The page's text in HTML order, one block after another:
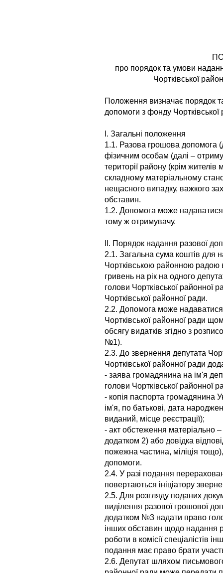
про порядок та умови
Чортківської
Положення визначає порядок
допомоги з фонду
І. Загальні положення
1.1. Разова грошова допомога
фізичним особам (далі –
території району (крім
складному матеріальному
нещасного випадку, важкого
обставин.
1.2. Допомога може надаватися
тому ж отримувачу.
ІІ. Порядок надання разової
2.1. Загальна сума коштів для
Чортківською районною радою
гривень на рік на одного
голови Чортківської районної
Чортківської районної ради.
2.2. Допомога може надаватися
Чортківської районної ради
обсягу видатків згідно з
№1).
2.3. До звернення депутата
Чортківської районної ради
- заява громадянина на ім'я
голови Чортківської районної
- копія паспорта громадянина
ім'я, по батькові, дата
виданий, місце реєстрації);
- акт обстеження матеріально –
додатком 2) або довідка
пожежна частина, міліція
допомоги.
2.4. У разі подання
повертаються ініціатору
2.5. Для розгляду поданих
виділення разової грошової
додатком №3 надати право
інших обставин щодо надання
роботи в комісії спеціалістів
подання має право брати участь
2.6. Депутат шляхом